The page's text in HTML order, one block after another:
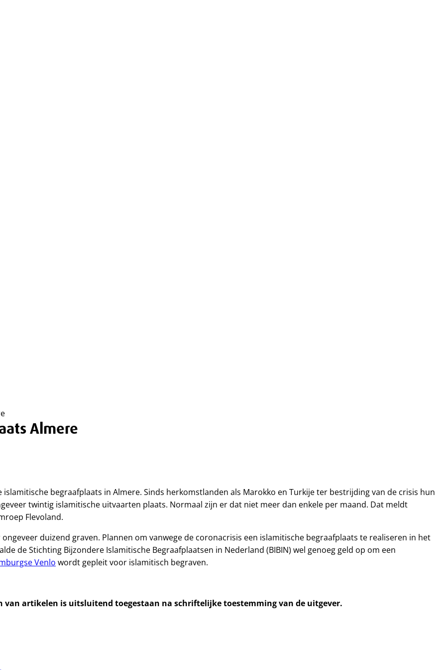
Almere
begraafplaats in Almere. Sinds herkomstlanden als Marokko en Turkije ter bestrijding van de crisis hun
twintig islamitische uitvaarten plaats. Normaal zijn er dat niet meer dan enkele per maand. Dat meldt
Flevoland.
duizend graven. Plannen om vanwege de coronacrisis een islamitische begraafplaats te realiseren in het
de Stichting Bijzondere Islamitische Begraafplaatsen in Nederland (BIBIN) wel genoeg geld op om een
Venlo wordt gepleit voor islamitisch begraven.
artikelen is uitsluitend toegestaan na schriftelijke toestemming van de uitgever.